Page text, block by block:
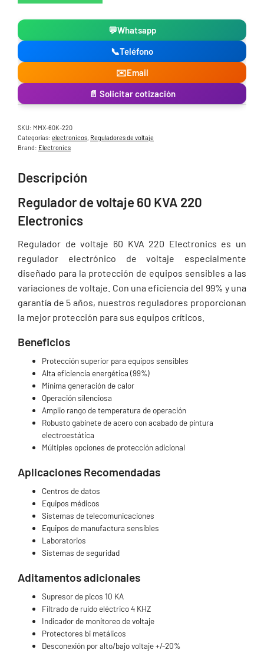
60
KVA
220
Electronics
cantidad
💬Whatsapp
📞Teléfono
✉️Email
📄 Solicitar cotización
SKU: MMX-60K-220
Categorías: electronicos, Reguladores de voltaje
Brand: Electronics
Descripción
Regulador de voltaje 60 KVA 220
Electronics
Regulador de voltaje 60 KVA 220 Electronics es un
regulador electrónico de voltaje especialmente
diseñado para la protección de equipos sensibles a las
variaciones de voltaje. Con una eficiencia del 99% y una
garantía de 5 años, nuestros reguladores proporcionan
la mejor protección para sus equipos críticos.
Beneficios
Protección superior para equipos sensibles
Alta eficiencia energética (99%)
Mínima generación de calor
Operación silenciosa
Amplio rango de temperatura de operación
Robusto gabinete de acero con acabado de pintura
electroestática
Múltiples opciones de protección adicional
Aplicaciones Recomendadas
Centros de datos
Equipos médicos
Sistemas de telecomunicaciones
Equipos de manufactura sensibles
Laboratorios
Sistemas de seguridad
Aditamentos adicionales
Supresor de picos 10 KA
Filtrado de ruido eléctrico 4 KHZ
Indicador de monitoreo de voltaje
Protectores bi metálicos
Desconexión por alto/bajo voltaje +/-20%